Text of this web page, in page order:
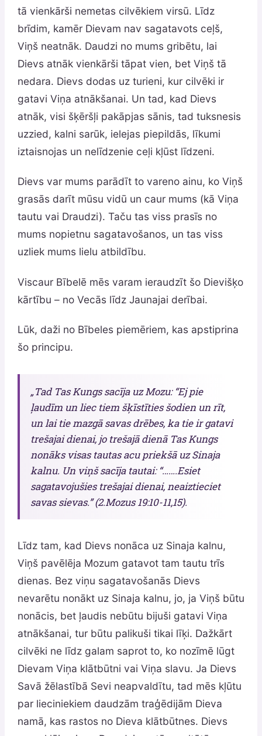
tā vienkārši nemetas cilvēkiem virsū. Līdz
brīdim, kamēr Dievam nav sagatavots ceļš,
Viņš neatnāk. Daudzi no mums gribētu, lai
Dievs atnāk vienkārši tāpat vien, bet Viņš tā
nedara. Dievs dodas uz turieni, kur cilvēki ir
gatavi Viņa atnākšanai. Un tad, kad Dievs
atnāk, visi šķēršļi pakāpjas sānis, tad tuksnesis
uzzied, kalni sarūk, ielejas piepildās, līkumi
iztaisnojas un nelīdzenie ceļi kļūst līdzeni.
Dievs var mums parādīt to vareno ainu, ko Viņš
grasās darīt mūsu vidū un caur mums (kā Viņa
tautu vai Draudzi). Taču tas viss prasīs no
mums nopietnu sagatavošanos, un tas viss
uzliek mums lielu atbildību.
Viscaur Bībelē mēs varam ieraudzīt šo Dievišķo
kārtību – no Vecās līdz Jaunajai derībai.
Lūk, daži no Bībeles piemēriem, kas apstiprina
šo principu.
„Tad Tas Kungs sacīja uz Mozu: “Ej pie
ļaudīm un liec tiem šķīstīties šodien un rīt,
un lai tie mazgā savas drēbes, ka tie ir gatavi
trešajai dienai, jo trešajā dienā Tas Kungs
nonāks visas tautas acu priekšā uz Sinaja
kalnu. Un viņš sacīja tautai: “…….Esiet
sagatavojušies trešajai dienai, neaiztieciet
savas sievas.” (2.Mozus 19:10-11,15).
Līdz tam, kad Dievs nonāca uz Sinaja kalnu,
Viņš pavēlēja Mozum gatavot tam tautu trīs
dienas. Bez viņu sagatavošanās Dievs
nevarētu nonākt uz Sinaja kalnu, jo, ja Viņš būtu
nonācis, bet ļaudis nebūtu bijuši gatavi Viņa
atnākšanai, tur būtu palikuši tikai līķi. Dažkārt
cilvēki ne līdz galam saprot to, ko nozīmē lūgt
Dievam Viņa klātbūtni vai Viņa slavu. Ja Dievs
Savā žēlastībā Sevi neapvaldītu, tad mēs kļūtu
par lieciniekiem daudzām traģēdijām Dieva
namā, kas rastos no Dieva klātbūtnes. Dievs